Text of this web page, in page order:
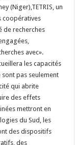
(Niger),TETRIS, un
coopératives
de recherches
avec».
les capacités
sont pas seulement
qui abrite
des effets
mettront en
du Sud, les
des dispositifs
des